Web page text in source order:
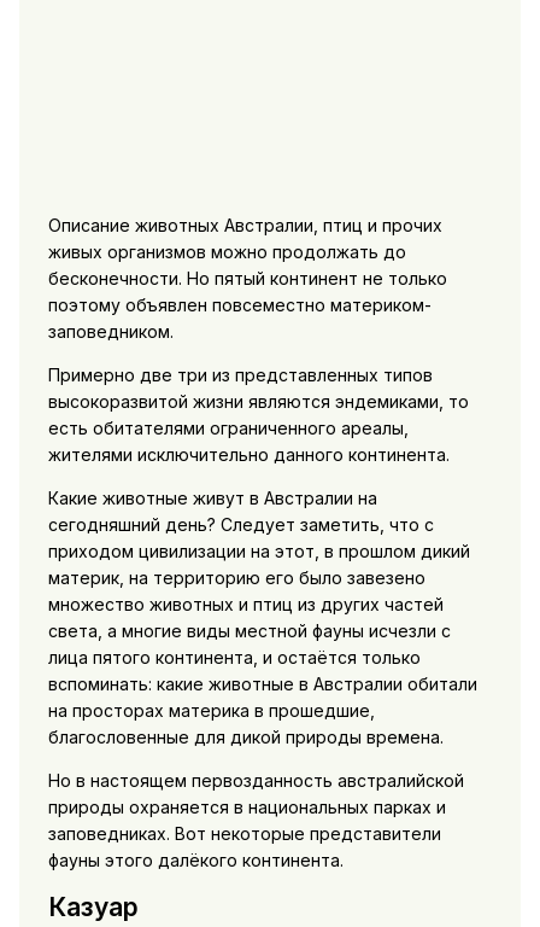
Описание животных Австралии, птиц и прочих
живых организмов можно продолжать до
бесконечности. Но пятый континент не только
поэтому объявлен повсеместно материком-
заповедником.
Примерно две три из представленных типов
высокоразвитой жизни являются эндемиками, то
есть обитателями ограниченного ареалы,
жителями исключительно данного континента.
Какие животные живут в Австралии на
сегодняшний день? Следует заметить, что с
приходом цивилизации на этот, в прошлом дикий
материк, на территорию его было завезено
множество животных и птиц из других частей
света, а многие виды местной фауны исчезли с
лица пятого континента, и остаётся только
вспоминать: какие животные в Австралии обитали
на просторах материка в прошедшие,
благословенные для дикой природы времена.
Но в настоящем первозданность австралийской
природы охраняется в национальных парках и
заповедниках. Вот некоторые представители
фауны этого далёкого континента.
Казуар